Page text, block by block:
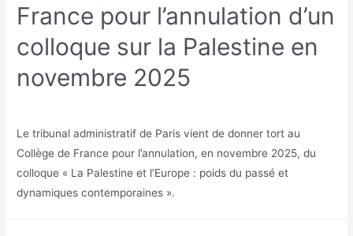
France pour l’annulation d’un
colloque sur la Palestine en
novembre 2025
Le tribunal administratif de Paris vient de donner tort au
Collège de France pour l’annulation, en novembre 2025, du
colloque « La Palestine et l’Europe : poids du passé et
dynamiques contemporaines ».